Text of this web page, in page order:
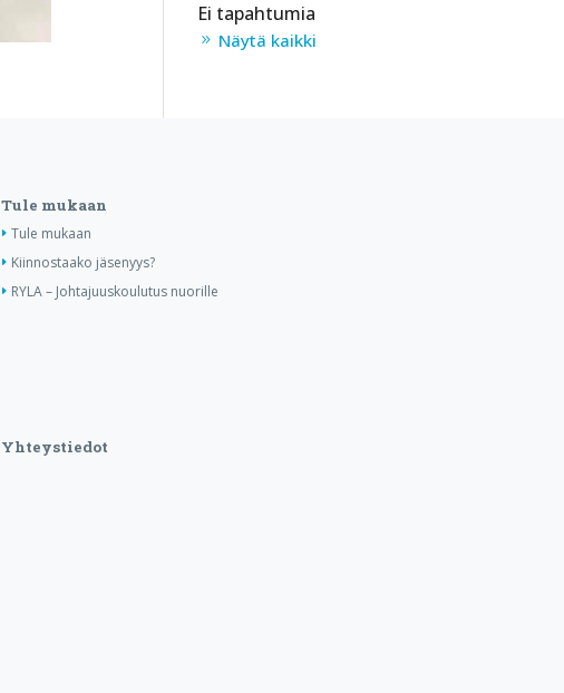
Ei tapahtumia
Näytä kaikki
Tule mukaan
Tule mukaan
Kiinnostaako jäsenyys?
RYLA – Johtajuuskoulutus nuorille
Yhteystiedot